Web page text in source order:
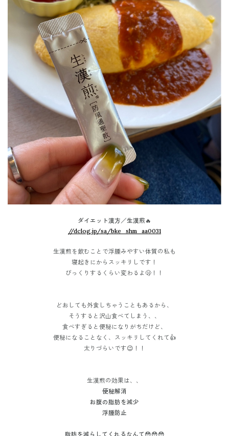
ダイエット漢方／生漢煎🔥
//dclog.jp/sa/bke_shm_aa0031
生漢煎を飲むことで浮腫みやすい体質の私も
寝起きにからスッキリしです！
びっくりするくらい変わるよ🫢！！
どおしても外食しちゃうこともあるから、
そうすると沢山食べてしまう、、
食べすぎると便秘になりがちだけど、
便秘になることなく、スッキリしてくれて👍
太りづらいです😉！！
生漢煎の効果は、、
便秘解消
お腹の脂肪を減少
浮腫防止
脂肪を減らしてくれるなんて😳😳😳